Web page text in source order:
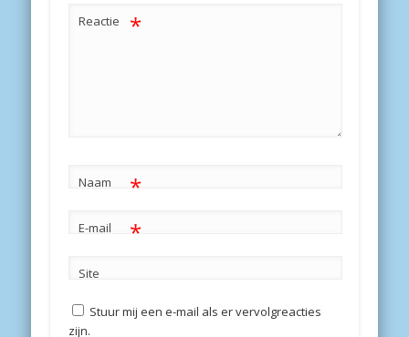
Reactie *
Naam *
E-mail *
Site
Stuur mij een e-mail als er vervolgreacties
zijn.